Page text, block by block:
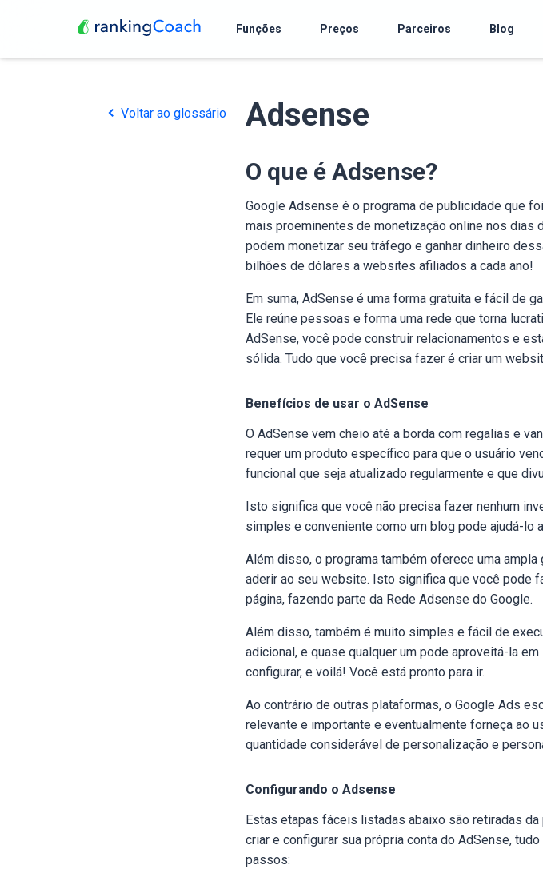
Funções Preços Parceiros Blog
Voltar ao glossário Adsense
O que é Adsense?
Google Adsense é o programa de publicidade que
mais proeminentes de monetização online nos
podem monetizar seu tráfego e ganhar dinheiro
bilhões de dólares a websites afiliados a cada ano!
Em suma, AdSense é uma forma gratuita e fácil de
Ele reúne pessoas e forma uma rede que torna
AdSense, você pode construir relacionamentos e
sólida. Tudo que você precisa fazer é criar um
Benefícios de usar o AdSense
O AdSense vem cheio até a borda com regalias e
requer um produto específico para que o usuário
funcional que seja atualizado regularmente e que
Isto significa que você não precisa fazer nenhum
simples e conveniente como um blog pode ajudá-lo
Além disso, o programa também oferece uma
aderir ao seu website. Isto significa que você pode
página, fazendo parte da Rede Adsense do Google.
Além disso, também é muito simples e fácil de
adicional, e quase qualquer um pode aproveitá-la
configurar, e voilá! Você está pronto para ir.
Ao contrário de outras plataformas, o Google Ads
relevante e importante e eventualmente forneça ao
quantidade considerável de personalização e
Configurando o Adsense
Estas etapas fáceis listadas abaixo são retiradas
criar e configurar sua própria conta do AdSense,
passos: